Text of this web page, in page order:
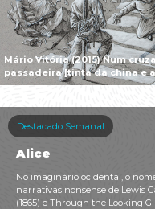
Mário Vitória (2015) Num
passadeira [tinta da china e
Destacado Semanal
Alice
No imaginário ocidental, o
narrativas nonsense de Lewis
(1865) e Through the Looking